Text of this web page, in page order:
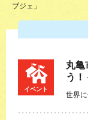
ブジェ」
イベント
丸亀
う！
世界